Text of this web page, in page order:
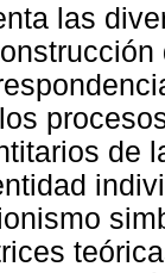
las
de